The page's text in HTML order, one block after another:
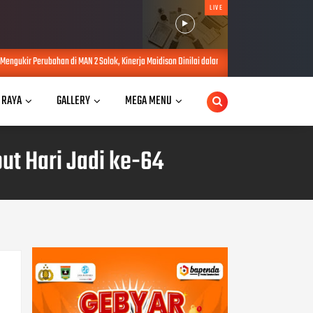
LIVE
2 Solok, Kinerja Maidison Dinilai dalam PKKM Kanwil Kemenag Sumbar
GALLERY MEGA MENU
Hari Jadi ke-64